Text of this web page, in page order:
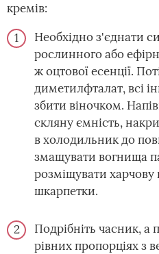
кремів:
Необхідно з'єднати
рослинного або
ж оцтової есенції.
диметилфталат, всі
збити віночком.
скляну ємність,
в холодильник до
змащувати вогнища
розміщувати харчову
шкарпетки.
Подрібніть часник, а
рівних пропорціях з